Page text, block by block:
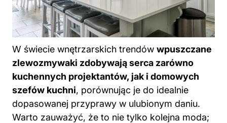
W świecie wnętrzarskich trendów wpuszczane
zlewozmywaki zdobywają serca zarówno
kuchennych projektantów, jak i domowych
szefów kuchni, porównując je do idealnie
dopasowanej przyprawy w ulubionym daniu.
Warto zauważyć, że to nie tylko kolejna moda;